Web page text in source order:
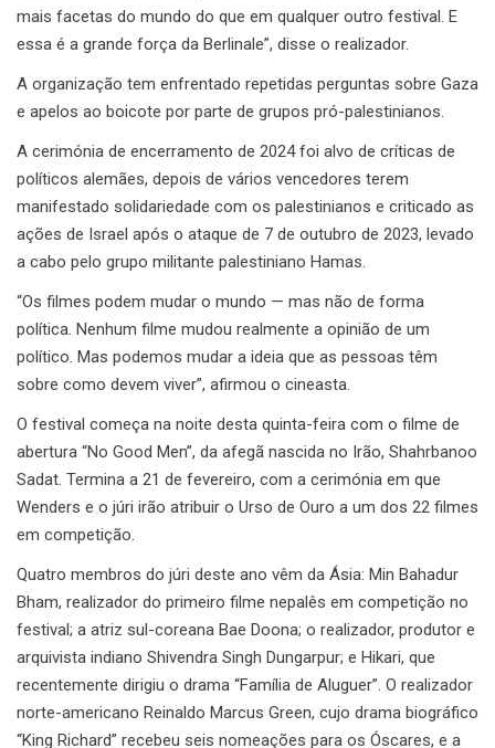
mais facetas do mundo do que em qualquer outro festival. E
essa é a grande força da Berlinale”, disse o realizador.
A organização tem enfrentado repetidas perguntas sobre Gaza
e apelos ao boicote por parte de grupos pró-palestinianos.
A cerimónia de encerramento de 2024 foi alvo de críticas de
políticos alemães, depois de vários vencedores terem
manifestado solidariedade com os palestinianos e criticado as
ações de Israel após o ataque de 7 de outubro de 2023, levado
a cabo pelo grupo militante palestiniano Hamas.
“Os filmes podem mudar o mundo — mas não de forma
política. Nenhum filme mudou realmente a opinião de um
político. Mas podemos mudar a ideia que as pessoas têm
sobre como devem viver”, afirmou o cineasta.
O festival começa na noite desta quinta-feira com o filme de
abertura “No Good Men”, da afegã nascida no Irão, Shahrbanoo
Sadat. Termina a 21 de fevereiro, com a cerimónia em que
Wenders e o júri irão atribuir o Urso de Ouro a um dos 22 filmes
em competição.
Quatro membros do júri deste ano vêm da Ásia: Min Bahadur
Bham, realizador do primeiro filme nepalês em competição no
festival; a atriz sul-coreana Bae Doona; o realizador, produtor e
arquivista indiano Shivendra Singh Dungarpur; e Hikari, que
recentemente dirigiu o drama “Família de Aluguer”. O realizador
norte-americano Reinaldo Marcus Green, cujo drama biográfico
“King Richard” recebeu seis nomeações para os Óscares, e a